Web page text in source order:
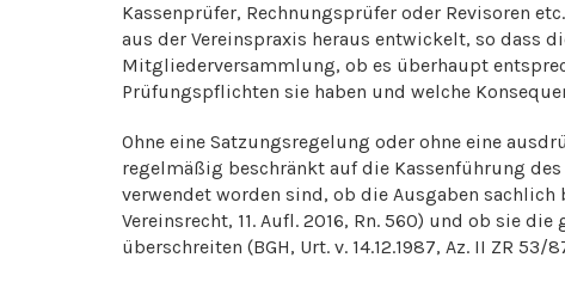
Kassenprüfer, Rechnungsprüfer oder Revisoren
aus der Vereinspraxis heraus entwickelt, so dass
Mitgliederversammlung, ob es überhaupt
Prüfungspflichten sie haben und welche
Ohne eine Satzungsregelung oder ohne eine
regelmäßig beschränkt auf die Kassenführung
verwendet worden sind, ob die Ausgaben
Vereinsrecht, 11. Aufl. 2016, Rn. 560) und ob sie
überschreiten (BGH, Urt. v. 14.12.1987, Az. II ZR 53/